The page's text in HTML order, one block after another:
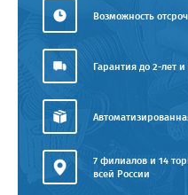
Возможность
Гарантия до 2-лет
7 филиалов и 14
всей России